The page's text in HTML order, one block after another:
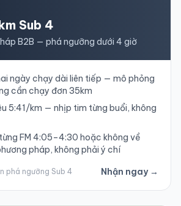
Sub 4
B2B — phá ngưỡng dưới 4 giờ
ngày chạy dài liên tiếp — mô phỏng
cần chạy đơn 35km
5:41/km — nhịp tim từng buổi, không
FM 4:05–4:30 hoặc không về
pháp, không phải ý chí
phá ngưỡng Sub 4 Nhận ngay →